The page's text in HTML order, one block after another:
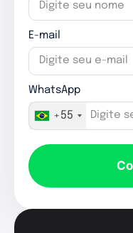
E-mail
WhatsApp
+55